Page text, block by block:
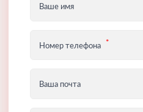
Ваше имя
Номер телефона
Ваша почта